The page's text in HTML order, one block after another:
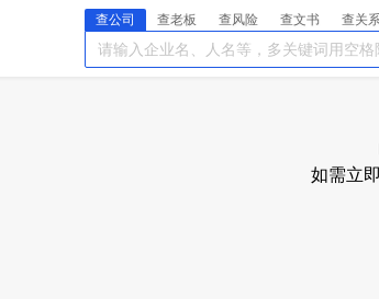
查公司 查老板 查风险 查文书 查关系
如需立